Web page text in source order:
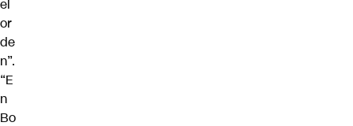
el
or
de
n”.
“E
n
Bo